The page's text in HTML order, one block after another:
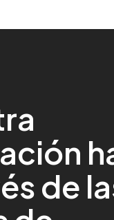
de
¡Impresionado con
apariencia!